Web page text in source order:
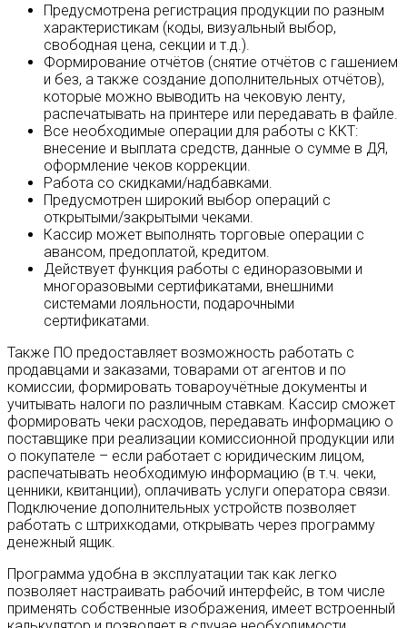
Предусмотрена регистрация продукции по разным
характеристикам (коды, визуальный выбор,
свободная цена, секции и т.д.).
Формирование отчётов (снятие отчётов с гашением
и без, а также создание дополнительных отчётов),
которые можно выводить на чековую ленту,
распечатывать на принтере или передавать в файле.
Все необходимые операции для работы с ККТ:
внесение и выплата средств, данные о сумме в ДЯ,
оформление чеков коррекции.
Работа со скидками/надбавками.
Предусмотрен широкий выбор операций с
открытыми/закрытыми чеками.
Кассир может выполнять торговые операции с
авансом, предоплатой, кредитом.
Действует функция работы с единоразовыми и
многоразовыми сертификатами, внешними
системами лояльности, подарочными
сертификатами.
Также ПО предоставляет возможность работать с
продавцами и заказами, товарами от агентов и по
комиссии, формировать товароучётные документы и
учитывать налоги по различным ставкам. Кассир сможет
формировать чеки расходов, передавать информацию о
поставщике при реализации комиссионной продукции или
о покупателе – если работает с юридическим лицом,
распечатывать необходимую информацию (в т.ч. чеки,
ценники, квитанции), оплачивать услуги оператора связи.
Подключение дополнительных устройств позволяет
работать с штрихкодами, открывать через программу
денежный ящик.
Программа удобна в эксплуатации так как легко
позволяет настраивать рабочий интерфейс, в том числе
применять собственные изображения, имеет встроенный